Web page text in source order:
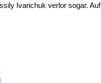
Ivanchuk verlor sogar. Auf